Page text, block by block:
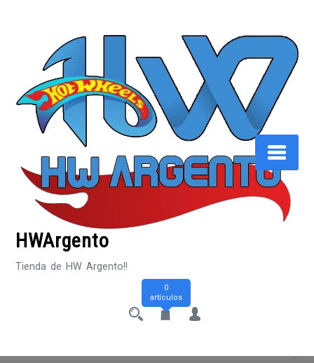
HWArgento
Tienda de HW Argento!!
0
artículos